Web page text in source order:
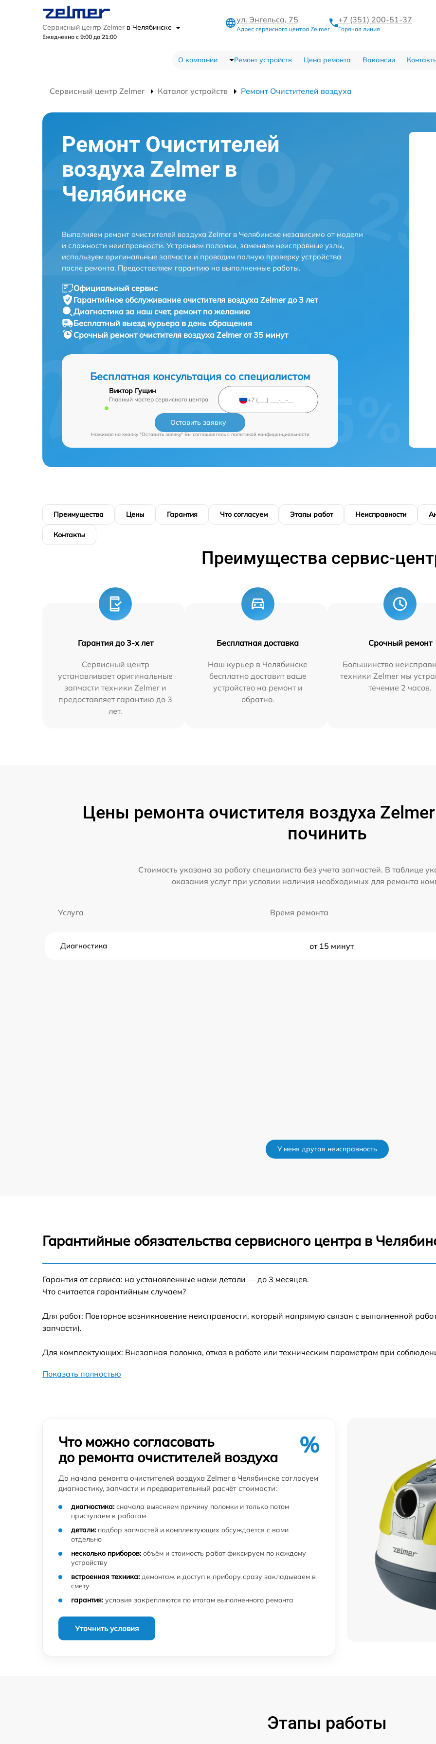
Сервисный центр Zelmer в Челябинске
Ежедневно с 9:00 до 21:00
ул. Энгельса, 75
Адрес сервисного центра Zelmer
+7 (351) 200-51-37
Горячая линия
О компании Ремонт устройств Цена ремонта Вакансии
Сервисный центр Zelmer Каталог устройств Ремонт Очистителей воздуха
Ремонт Очистителей
воздуха Zelmer в
Челябинске
Выполняем ремонт очистителей воздуха Zelmer в Челябинске независимо от модели
и сложности неисправности. Устраняем поломки, заменяем неисправные узлы,
используем оригинальные запчасти и проводим полную проверку устройства
после ремонта. Предоставляем гарантию на выполненные работы.
Официальный сервис
Гарантийное обслуживание очистителя воздуха Zelmer до 3 лет
Диагностика за наш счет, ремонт по желанию
Бесплатный выезд курьера в день обращения
Срочный ремонточистителя воздуха Zelmer от 35 минут
Бесплатная консультация со специалистом
Виктор Гущин
Главный мастер сервисного центра
Оставить заявку
Нажимая на кнопку "Оставить заявку" Вы соглашаетесь c политикой конфиденциальности
Преимущества Цены Гарантия Что согласуем Этапы работ Неисправности
Контакты
Преимущества сервис-
Гарантия до 3-х лет
Сервисный центр
устанавливает оригинальные
запчасти техники Zelmer и
предоставляет гарантию до 3
лет.
Бесплатная доставка
Наш курьер в Челябинске
бесплатно доставит ваше
устройство на ремонт и
обратно.
Срочный ремонт
Большинство
техники Zelmer мы
течение 2 часов.
Цены ремонта очистителя воздуха
починить
Стоимость указана за работу специалиста без учета запчастей. В таблице
оказания услуг при условии наличия необходимых для ремонта
Услуга Время ремонта
Диагностика от 15 минут
У меня другая неисправность
Гарантийные обязательства сервисного центра в
Гарантия от сервиса: на установленные нами детали — до 3 месяцев.
Что считается гарантийным случаем?
Для работ: Повторное возникновение неисправности, который напрямую связан с выполненной
запчасти).
Для комплектующих: Внезапная поломка, отказ в работе или техническим параметрам при
Показать полностью
Что можно согласовать
до ремонта очистителей воздуха
%
До начала ремонта очистителей воздуха Zelmer в Челябинске согласуем
диагностику, запчасти и предварительный расчёт стоимости:
диагностика: сначала выясняем причину поломки и только потом
приступаем к работам
детали: подбор запчастей и комплектующих обсуждается с вами
отдельно
несколько приборов: объём и стоимость работ фиксируем по каждому
устройству
встроенная техника: демонтаж и доступ к прибору сразу закладываем в
смету
гарантия: условия закрепляются по итогам выполненного ремонта
Уточнить условия
Этапы работы